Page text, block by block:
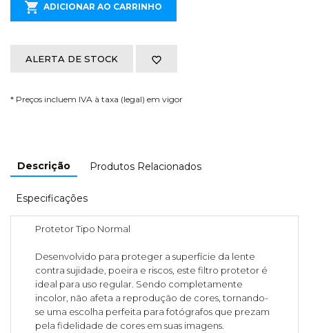
ADICIONAR AO CARRINHO
ALERTA DE STOCK
* Preços incluem IVA à taxa (legal) em vigor
Descrição Produtos Relacionados
Especificações
Protetor Tipo Normal
Desenvolvido para proteger a superfície da lente
contra sujidade, poeira e riscos, este filtro protetor é
ideal para uso regular. Sendo completamente
incolor, não afeta a reprodução de cores, tornando-
se uma escolha perfeita para fotógrafos que prezam
pela fidelidade de cores em suas imagens.